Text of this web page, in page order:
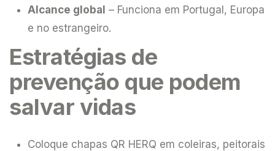
Alcance global – Funciona em Portugal, Europa
e no estrangeiro.
Estratégias de
prevenção que podem
salvar vidas
Coloque chapas QR HERQ em coleiras, peitorais